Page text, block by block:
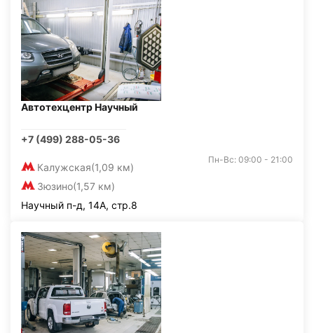
Автотехцентр Научный
+7 (499) 288-05-36
Калужская(1,09 км)
Зюзино(1,57 км)
Пн-Вс: 09:00 - 21:00
Научный п-д, 14А, стр.8